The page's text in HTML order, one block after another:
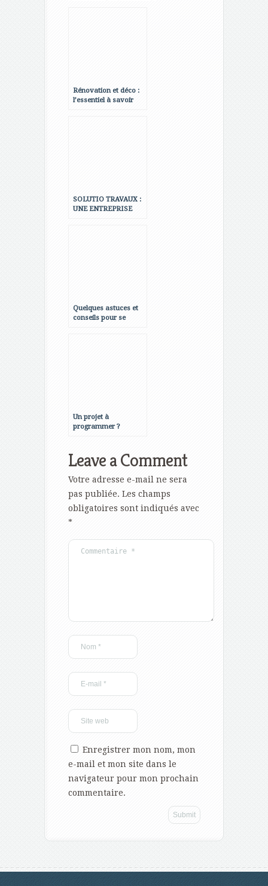
Rénovation et déco :
l’essentiel à savoir
SOLUTIO TRAVAUX :
UNE ENTREPRISE
Quelques astuces et
conseils pour se
Un projet à
programmer ?
Leave a Comment
Votre adresse e-mail ne sera
pas publiée. Les champs
obligatoires sont indiqués avec
*
Enregistrer mon nom, mon
e-mail et mon site dans le
navigateur pour mon prochain
commentaire.